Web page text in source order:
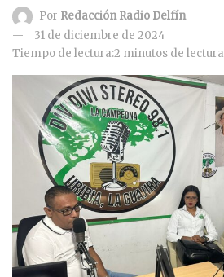
Por Redacción Radio Delfín
31 de diciembre de 2024
Tiempo de lectura:2 minutos de lectura